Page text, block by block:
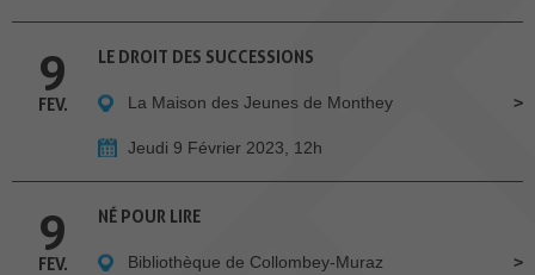
9
FEV.
LE DROIT DES SUCCESSIONS
La Maison des Jeunes de Monthey
Jeudi 9 Février 2023, 12h
9
FEV.
NÉ POUR LIRE
Bibliothèque de Collombey-Muraz